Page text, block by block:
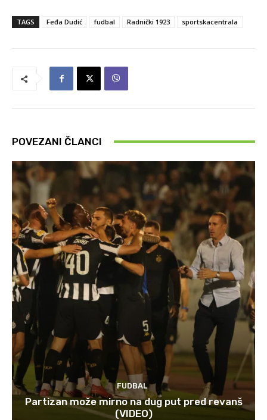
TAGS Feđa Dudić fudbal Radnički 1923 sportskacentrala
POVEZANI ČLANCI
FUDBAL
Partizan može mirno na dug put pred revanš
(VIDEO)